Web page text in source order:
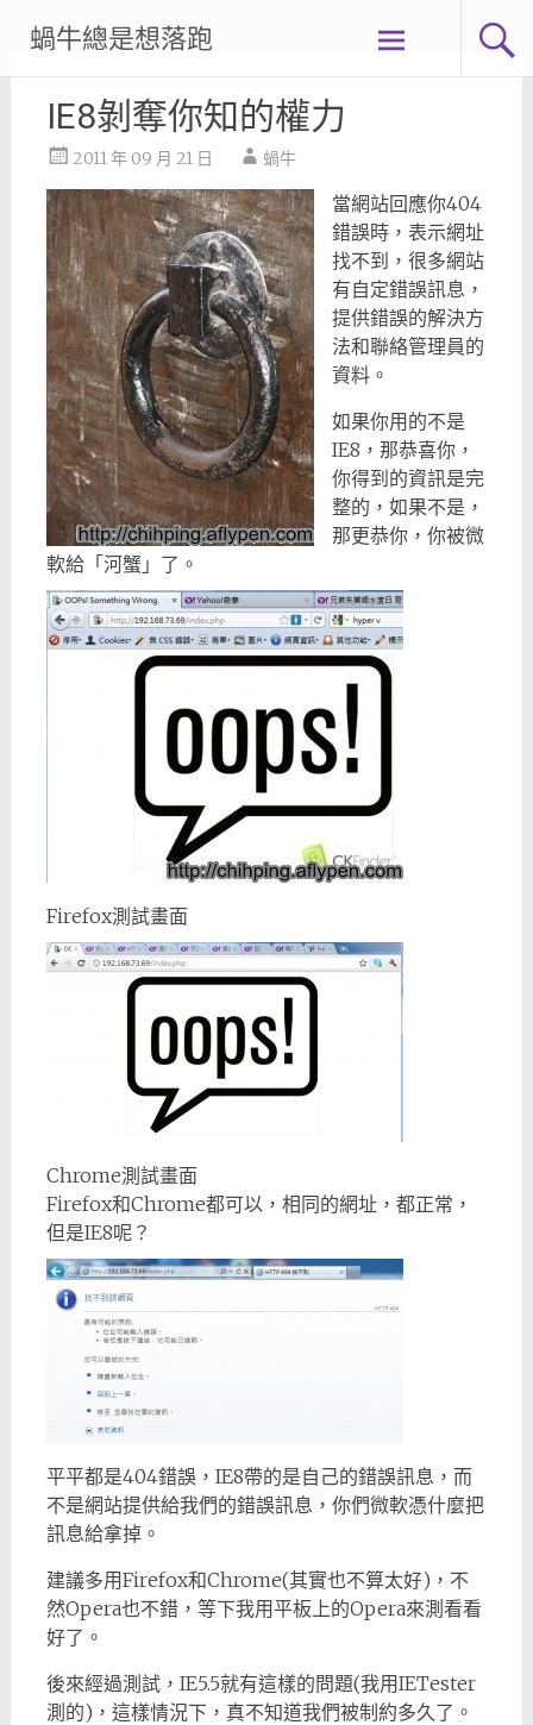
content
蝸牛總是想落跑
IE8剝奪你知的權力
2011 年 09 月 21 日 蝸牛
當網站回應你404
錯誤時，表示網址
找不到，很多網站
有自定錯誤訊息，
提供錯誤的解決方
法和聯絡管理員的
資料。
如果你用的不是
IE8，那恭喜你，
你得到的資訊是完
整的，如果不是，
那更恭你，你被微
軟給「河蟹」了。
Firefox測試畫面
Chrome測試畫面
Firefox和Chrome都可以，相同的網址，都正常，
但是IE8呢？
平平都是404錯誤，IE8帶的是自己的錯誤訊息，而
不是網站提供給我們的錯誤訊息，你們微軟憑什麼把
訊息給拿掉。
建議多用Firefox和Chrome(其實也不算太好)，不
然Opera也不錯，等下我用平板上的Opera來測看看
好了。
後來經過測試，IE5.5就有這樣的問題(我用IETester
測的)，這樣情況下，真不知道我們被制約多久了。